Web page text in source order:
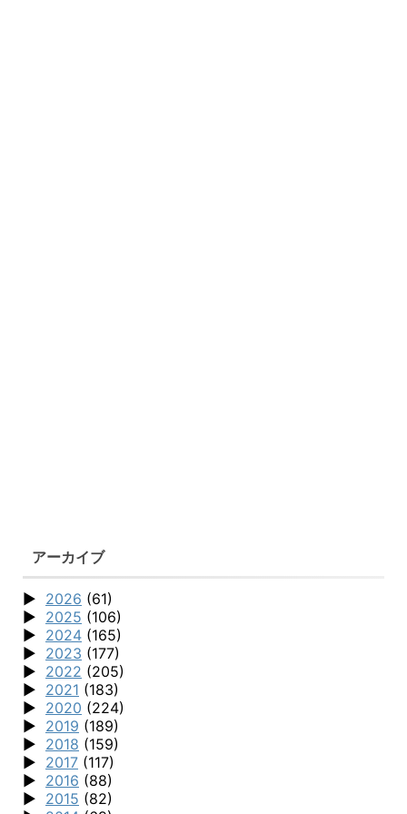
アーカイブ
2026 (61)
2025 (106)
2024 (165)
2023 (177)
2022 (205)
2021 (183)
2020 (224)
2019 (189)
2018 (159)
2017 (117)
2016 (88)
2015 (82)